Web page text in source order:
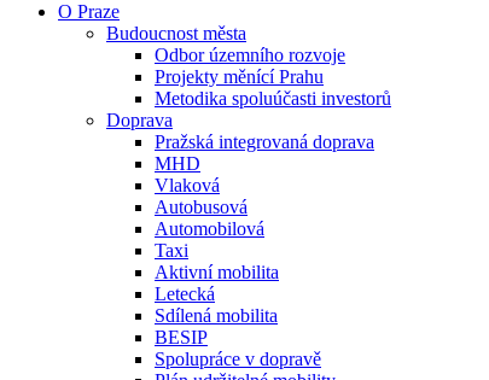
O Praze
Budoucnost města
Odbor územního rozvoje
Projekty měnící Prahu
Metodika spoluúčasti investorů
Doprava
Pražská integrovaná doprava
MHD
Vlaková
Autobusová
Automobilová
Taxi
Aktivní mobilita
Letecká
Sdílená mobilita
BESIP
Spolupráce v dopravě